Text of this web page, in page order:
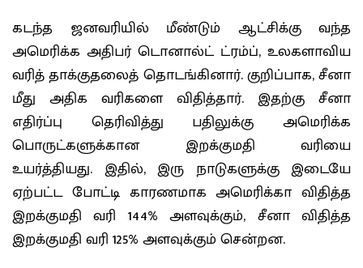
கடந்த ஜனவரியில் மீண்டும் ஆட்சிக்கு வந்த
அமெரிக்க அதிபர் டொனால்ட் ட்ரம்ப், உலகளாவிய
வரித் தாக்குதலைத் தொடங்கினார். குறிப்பாக, சீனா
மீது அதிக வரிகளை விதித்தார். இதற்கு சீனா
எதிர்ப்பு தெரிவித்து பதிலுக்கு அமெரிக்க
பொருட்களுக்கான இறக்குமதி வரியை
உயர்த்தியது. இதில், இரு நாடுகளுக்கு இடையே
ஏற்பட்ட போட்டி காரணமாக அமெரிக்கா விதித்த
இறக்குமதி வரி 144% அளவுக்கும், சீனா விதித்த
இறக்குமதி வரி 125% அளவுக்கும் சென்றன.